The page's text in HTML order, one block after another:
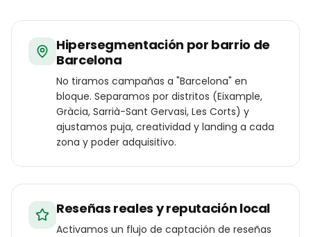
Hipersegmentación por barrio de
Barcelona
No tiramos campañas a "Barcelona" en
bloque. Separamos por distritos (Eixample,
Gràcia, Sarrià-Sant Gervasi, Les Corts) y
ajustamos puja, creatividad y landing a cada
zona y poder adquisitivo.
Reseñas reales y reputación local
Activamos un flujo de captación de reseñas